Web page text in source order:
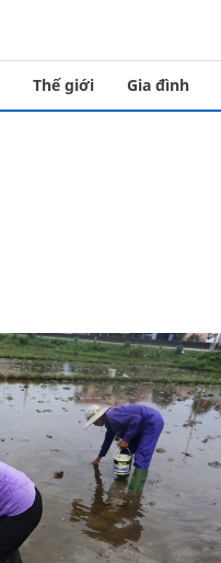
Thế giới Gia đình